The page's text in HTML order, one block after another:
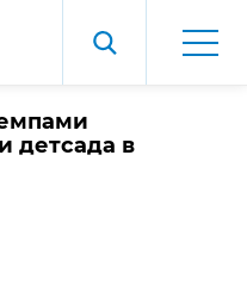
детсада в